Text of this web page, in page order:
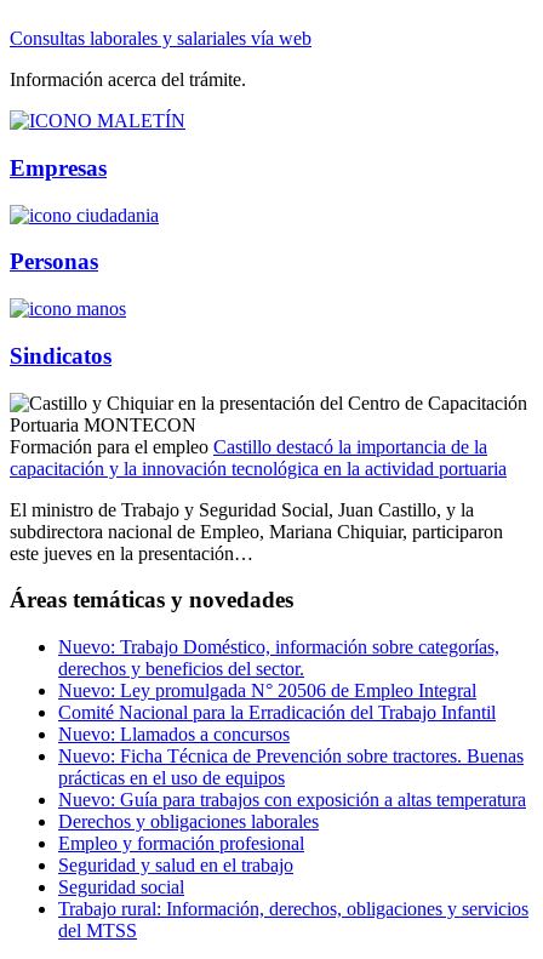
Consultas laborales y salariales vía web
Información acerca del trámite.
Empresas
Personas
Sindicatos
Formación para el empleo Castillo destacó la importancia de la
capacitación y la innovación tecnológica en la actividad portuaria
El ministro de Trabajo y Seguridad Social, Juan Castillo, y la
subdirectora nacional de Empleo, Mariana Chiquiar, participaron
este jueves en la presentación…
Áreas temáticas y novedades
Nuevo: Trabajo Doméstico, información sobre categorías,
derechos y beneficios del sector.
Nuevo: Ley promulgada N° 20506 de Empleo Integral
Comité Nacional para la Erradicación del Trabajo Infantil
Nuevo: Llamados a concursos
Nuevo: Ficha Técnica de Prevención sobre tractores. Buenas
prácticas en el uso de equipos
Nuevo: Guía para trabajos con exposición a altas temperatura
Derechos y obligaciones laborales
Empleo y formación profesional
Seguridad y salud en el trabajo
Seguridad social
Trabajo rural: Información, derechos, obligaciones y servicios
del MTSS